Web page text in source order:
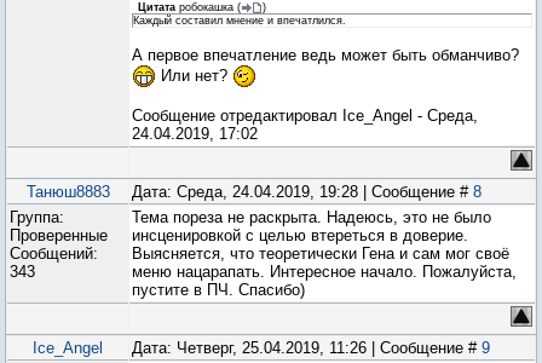
Цитата робокашка (
)
Каждый составил мнение и впечатлился.
А первое впечатление ведь может быть обманчиво?
Или нет?
Сообщение отредактировал Ice_Angel - Среда,
24.04.2019, 17:02
Танюш8883 Дата: Среда, 24.04.2019, 19:28 | Сообщение # 8
Группа:
Проверенные
Сообщений:
343
Тема пореза не раскрыта. Надеюсь, это не было
инсценировкой с целью втереться в доверие.
Выясняется, что теоретически Гена и сам мог своё
меню нацарапать. Интересное начало. Пожалуйста,
пустите в ПЧ. Спасибо)
Ice_Angel Дата: Четверг, 25.04.2019, 11:26 | Сообщение # 9